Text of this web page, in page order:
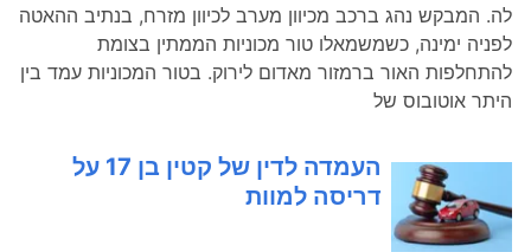
לה. המבקש נהג ברכב מכיוון מערב לכיוון מזרח, בנתיב ההאטה
לפניה ימינה, כשמשמאלו טור מכוניות הממתין בצומת
להתחלפות האור ברמזור מאדום לירוק. בטור המכוניות עמד בין
היתר אוטובוס של
העמדה לדין של קטין בן 17 על
דריסה למוות